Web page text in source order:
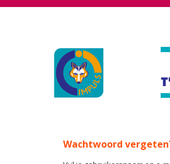
Wachtwoord